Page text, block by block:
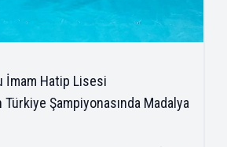
İmam Hatip Lisesi
Şampiyonasında Madalya